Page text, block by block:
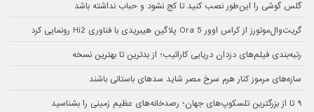
گلس گوشی را این‌طور نصب کنید تا کج نشود و حباب نداشته باشد
گریت‌وال‌موتورز از کراس اوور Ora 5 پلاگین هیبریدی با فناوری Hi2 رونمایی کرد
رتبه‌بندی فیلم‌های دزدان دریایی کارائیب؛ از بدترین تا بهترین نسخه
سازه‌های مرموز کنار هرم سرخ مصر شاید سدهای باستانی باشند
۹ تا از بزرگترین تلسکوپ‌های جهان؛ رصدخانه‌های عظیم زمینی را بشناسید